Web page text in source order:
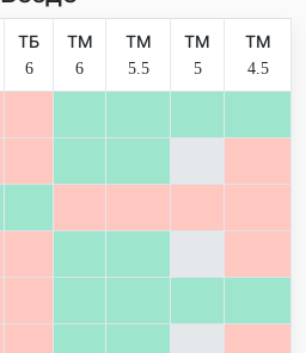
ТБ
6
ТМ
6
ТМ
5.5
ТМ
5
ТМ
4.5